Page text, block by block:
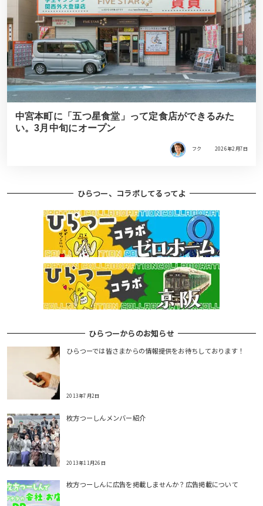
中宮本町に「五つ星食堂」って定食店ができるみた
い。3月中旬にオープン
フク 2026年2月7日
ひらつー、コラボしてるってよ
ひらつーからのお知らせ
ひらつーでは皆さまからの情報提供をお待ちしております！
2013年7月2日
枚方つーしんメンバー紹介
2013年11月26日
枚方つーしんに広告を掲載しませんか？広告掲載について